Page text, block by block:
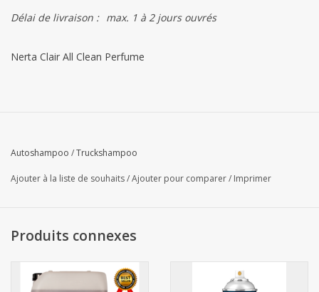
Délai de livraison : max. 1 à 2 jours ouvrés
Nerta Clair All Clean Perfume
Autoshampoo /Truckshampoo
Ajouter à la liste de souhaits/Ajouter pour comparer/ Imprimer
Produits connexes